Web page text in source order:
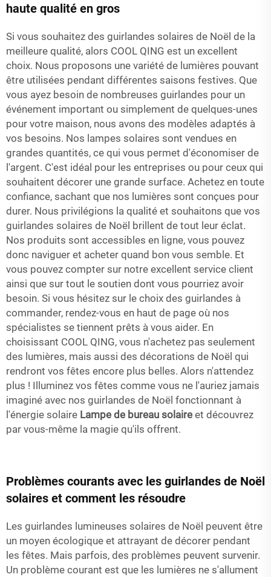
haute qualité en gros
Si vous souhaitez des guirlandes solaires de Noël de la
meilleure qualité, alors COOL QING est un excellent
choix. Nous proposons une variété de lumières pouvant
être utilisées pendant différentes saisons festives. Que
vous ayez besoin de nombreuses guirlandes pour un
événement important ou simplement de quelques-unes
pour votre maison, nous avons des modèles adaptés à
vos besoins. Nos lampes solaires sont vendues en
grandes quantités, ce qui vous permet d'économiser de
l'argent. C'est idéal pour les entreprises ou pour ceux qui
souhaitent décorer une grande surface. Achetez en toute
confiance, sachant que nos lumières sont conçues pour
durer. Nous privilégions la qualité et souhaitons que vos
guirlandes solaires de Noël brillent de tout leur éclat.
Nos produits sont accessibles en ligne, vous pouvez
donc naviguer et acheter quand bon vous semble. Et
vous pouvez compter sur notre excellent service client
ainsi que sur tout le soutien dont vous pourriez avoir
besoin. Si vous hésitez sur le choix des guirlandes à
commander, rendez-vous en haut de page où nos
spécialistes se tiennent prêts à vous aider. En
choisissant COOL QING, vous n'achetez pas seulement
des lumières, mais aussi des décorations de Noël qui
rendront vos fêtes encore plus belles. Alors n'attendez
plus ! Illuminez vos fêtes comme vous ne l'auriez jamais
imaginé avec nos guirlandes de Noël fonctionnant à
l'énergie solaire Lampe de bureau solaire et découvrez
par vous-même la magie qu'ils offrent.
Problèmes courants avec les guirlandes de Noël
solaires et comment les résoudre
Les guirlandes lumineuses solaires de Noël peuvent être
un moyen écologique et attrayant de décorer pendant
les fêtes. Mais parfois, des problèmes peuvent survenir.
Un problème courant est que les lumières ne s'allument